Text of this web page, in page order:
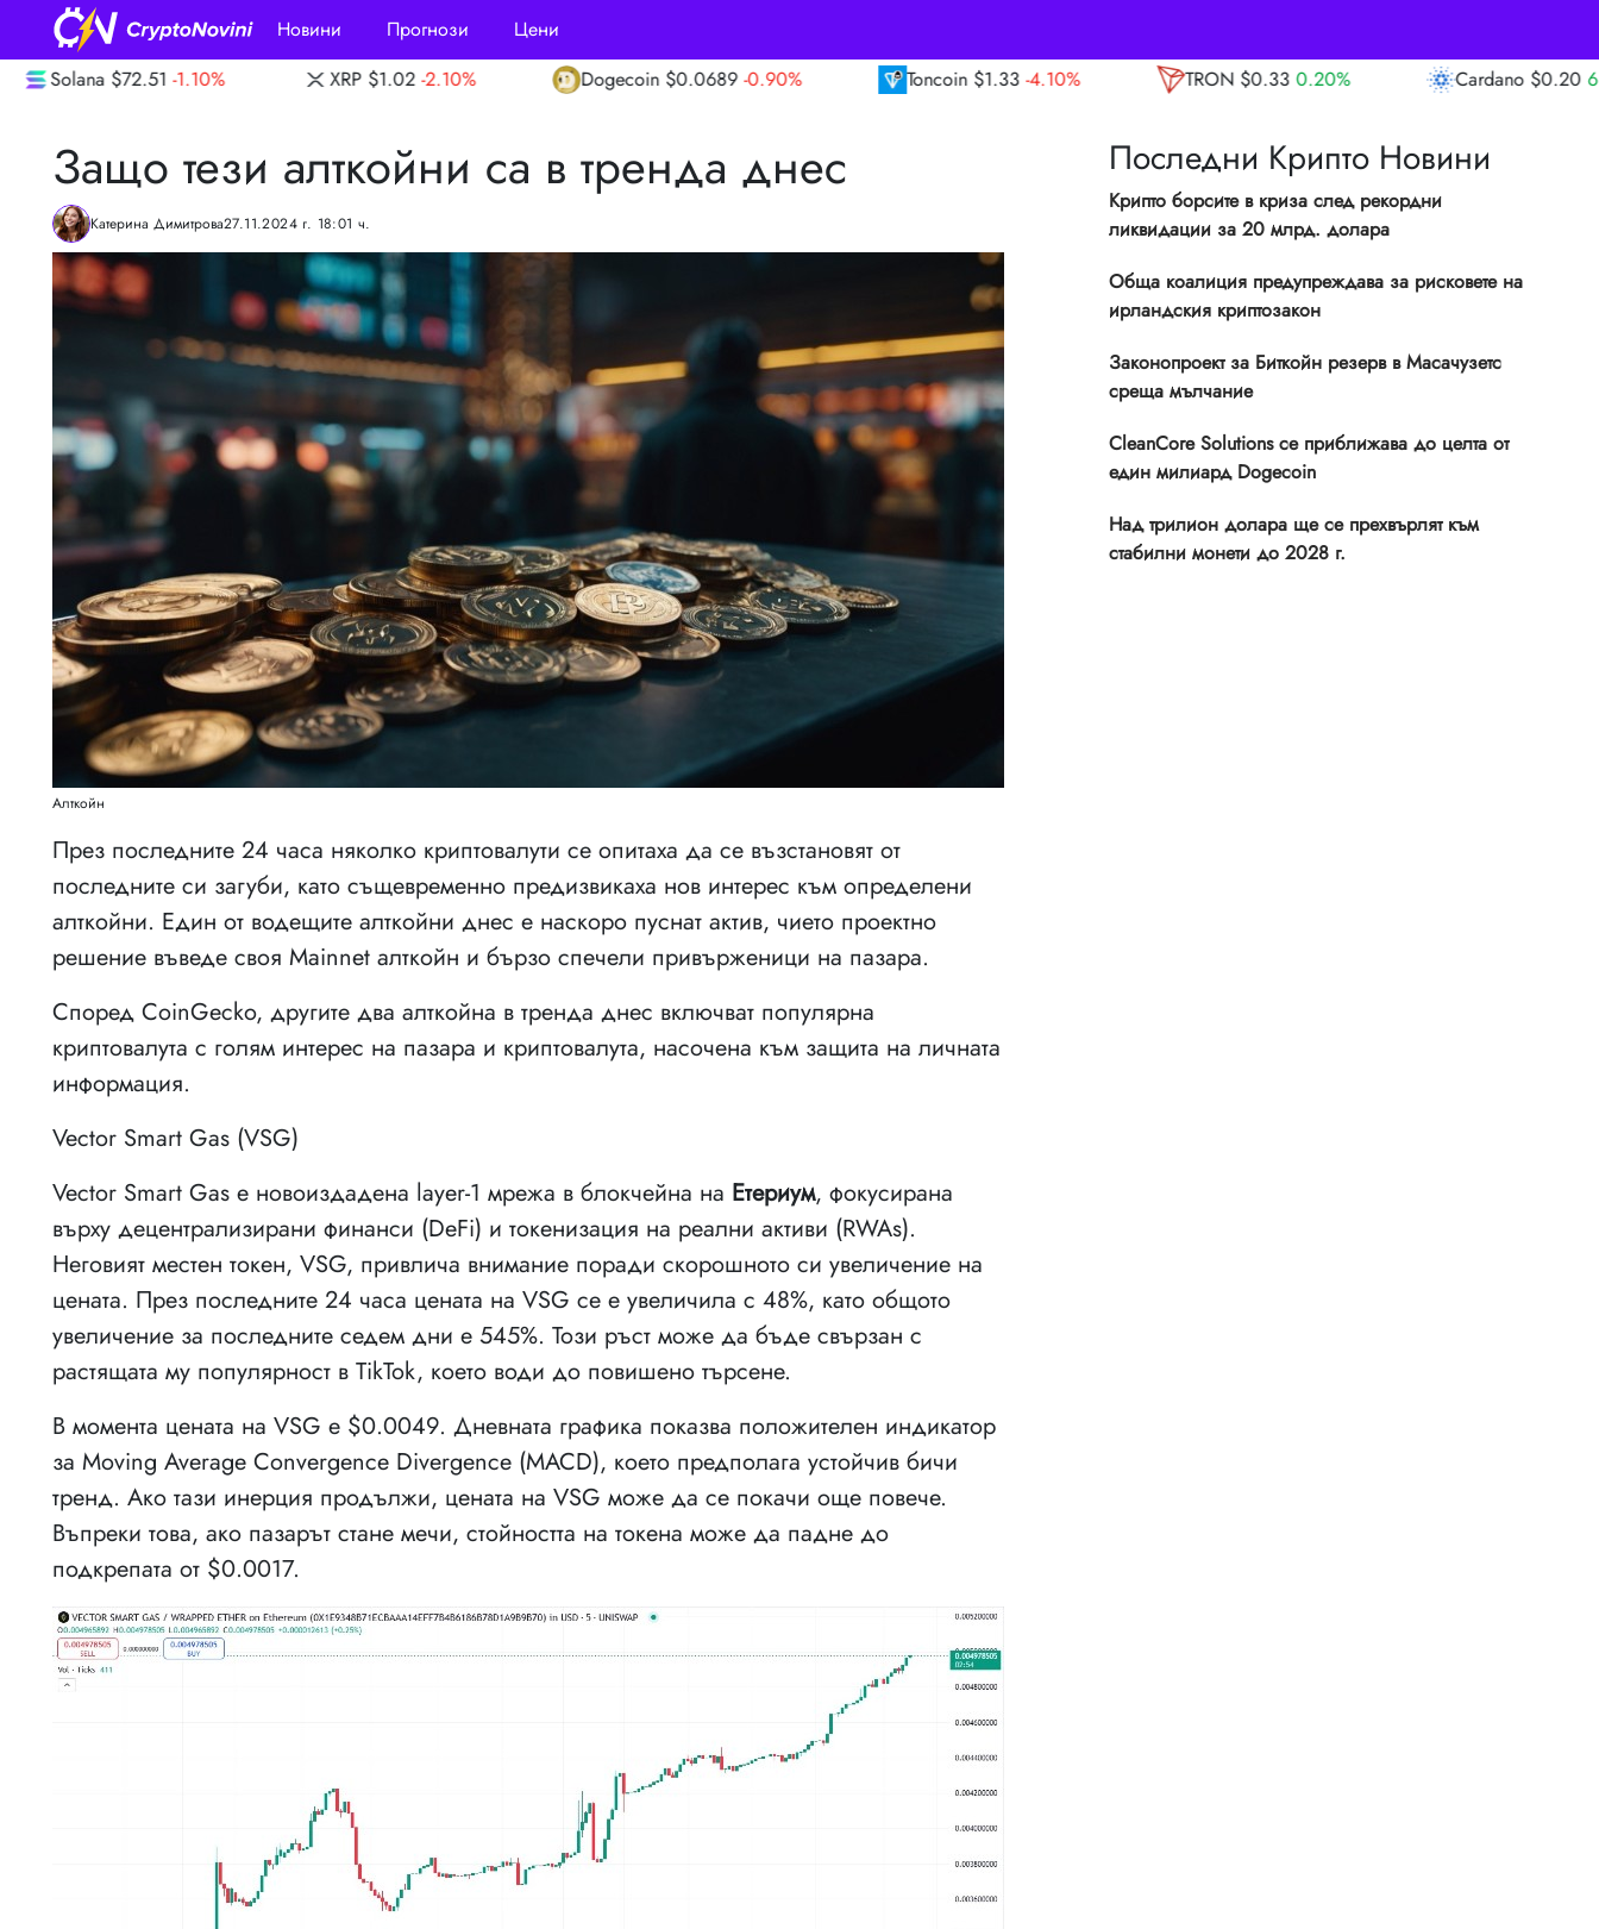
Новини Прогнози
Цени
XRP $1.02 -2.10% Dogecoin $0.0689 -0.90% Toncoin $1.33 -4.10% TRON $0.33 0.20% Cardano $0.20 Avalanche
Защо тези алткойни са в тренда днес
Катерина Димитрова27.11.2024 г. 18:01 ч.
Алткойн
През последните 24 часа няколко криптовалути се опитаха да се възстановят от
последните си загуби, като същевременно предизвикаха нов интерес към определени
алткойни. Един от водещите алткойни днес е наскоро пуснат актив, чието проектно
решение въведе своя Mainnet алткойн и бързо спечели привърженици на пазара.
Според CoinGecko, другите два алткойна в тренда днес включват популярна
криптовалута с голям интерес на пазара и криптовалута, насочена към защита на личната
информация.
Vector Smart Gas (VSG)
Vector Smart Gas е новоиздадена layer-1 мрежа в блокчейна на Етериум, фокусирана
върху децентрализирани финанси (DeFi) и токенизация на реални активи (RWAs).
Неговият местен токен, VSG, привлича внимание поради скорошното си увеличение на
цената. През последните 24 часа цената на VSG се е увеличила с 48%, като общото
увеличение за последните седем дни е 545%. Този ръст може да бъде свързан с
растящата му популярност в TikTok, което води до повишено търсене.
В момента цената на VSG е $0.0049. Дневната графика показва положителен индикатор
за Moving Average Convergence Divergence (MACD), което предполага устойчив бичи
тренд. Ако тази инерция продължи, цената на VSG може да се покачи още повече.
Въпреки това, ако пазарът стане мечи, стойността на токена може да падне до
подкрепата от $0.0017.
Последни Крипто Новини
Крипто борсите в криза след рекордни
ликвидации за 20 млрд. долара
Обща коалиция предупреждава за рисковете на
ирландския криптозакон
Законопроект за Биткойн резерв в Масачузетс
среща мълчание
CleanCore Solutions се приближава до целта от
един милиард Dogecoin
Над трилион долара ще се прехвърлят към
стабилни монети до 2028 г.